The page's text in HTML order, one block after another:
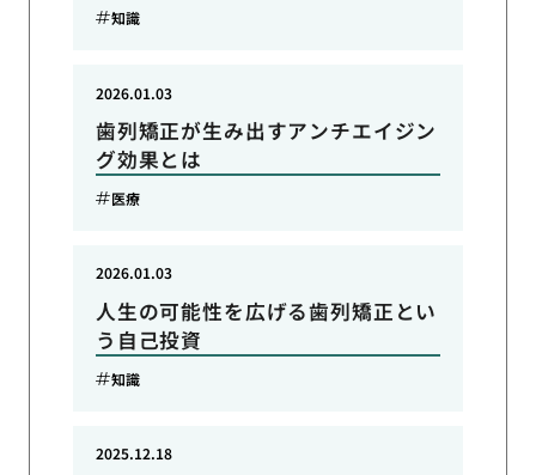
知識
歯列矯正が生み出すアンチエイジン
グ効果とは
2026.01.03
医療
人生の可能性を広げる歯列矯正とい
う自己投資
2026.01.03
知識
2025.12.18